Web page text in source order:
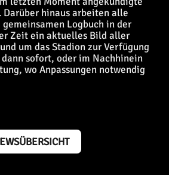
hinaus arbeiten alle
Logbuch in der
Zeit ein aktuelles Bild aller
um das Stadion zur Verfügung
sofort, oder im Nachhinein
wo Anpassungen notwendig